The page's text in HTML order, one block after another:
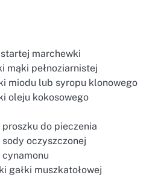
marchewki
mąki pełnoziarnistej
miodu lub syropu klonowego
oleju kokosowego
proszku do pieczenia
sody oczyszczonej
cynamonu
gałki muszkatołowej